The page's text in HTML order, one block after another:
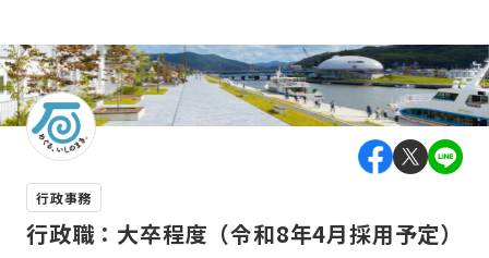
行政事務
行政職：大卒程度（令和8年4月採用予定）